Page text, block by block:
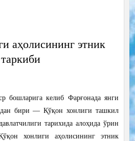
аҳолисининг этник
таркиби
бошларига келиб Фарғонада янги
бири — Қўқон хонлиги ташкил
тарихида алоҳида ўрин
хонлиги аҳолисининг этник